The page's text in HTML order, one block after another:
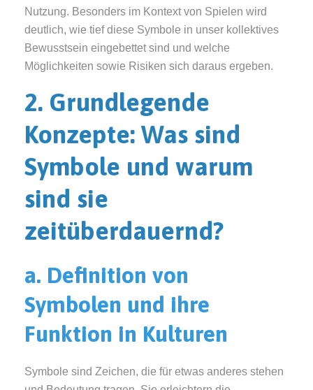
Nutzung. Besonders im Kontext von Spielen wird
deutlich, wie tief diese Symbole in unser kollektives
Bewusstsein eingebettet sind und welche
Möglichkeiten sowie Risiken sich daraus ergeben.
2. Grundlegende
Konzepte: Was sind
Symbole und warum
sind sie
zeitüberdauernd?
a. Definition von
Symbolen und ihre
Funktion in Kulturen
Symbole sind Zeichen, die für etwas anderes stehen